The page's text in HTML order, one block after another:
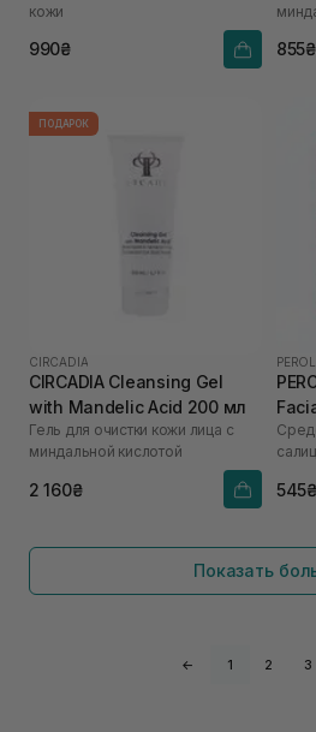
кожи
990₴ 855₴
ПОДАРОК
CIRCADIA
CIRCADIA Cleansing Gel
with Mandelic Acid 200 мл
Гель для очистки кожи лица с
миндальной кислотой
2 160₴ 545₴
Показать
← 1 2 3